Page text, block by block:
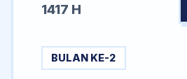
1417 H
BULAN KE-2